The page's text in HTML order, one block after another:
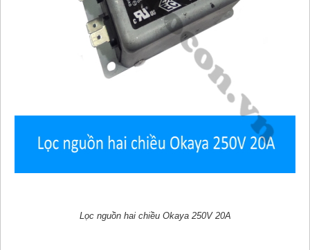
Lọc nguồn hai chiều Okaya 250V 20A